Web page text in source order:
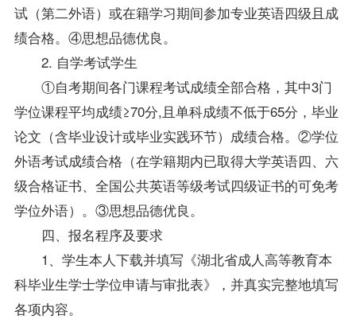
试（第二外语）或在籍学习期间参加专业英语四级且成
绩合格。④思想品德优良。
2. 自学考试学生
①自考期间各门课程考试成绩全部合格，其中3门
学位课程平均成绩≥70分,且单科成绩不低于65分，毕业
论文（含毕业设计或毕业实践环节）成绩合格。②学位
外语考试成绩合格（在学籍期内已取得大学英语四、六
级合格证书、全国公共英语等级考试四级证书的可免考
学位外语）。③思想品德优良。
四、报名程序及要求
1、学生本人下载并填写《湖北省成人高等教育本
科毕业生学士学位申请与审批表》，并真实完整地填写
各项内容。